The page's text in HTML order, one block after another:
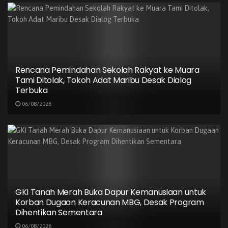
BACA JUGA
GKI Tanah Merah Buka Dapur Kemanusiaan
DPRK Jayapura: Jika Lalai Hingga Ratusan
Anak Keracunan, Dapur MBG Wajib Ditutup!
Keracunan MBG, Operasional Dapur
Dihentikan Sementara
05/08/2026
Rencana Pemindahan Sekolah Rakyat ke Muara
Tami Ditolak, Tokoh Adat Maribu Desak Dialog
Terbuka
06/08/2026
GKI Tanah Merah Buka Dapur Kemanusiaan untuk
Korban Dugaan Keracunan MBG, Desak Program
Dihentikan Sementara
06/08/2026